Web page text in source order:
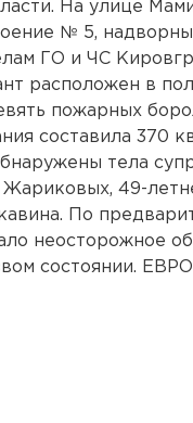
На улице
№ 5,
ГО и ЧС
расположен в
пожарных
составила 370
тела
49-
По
неосторожное
состоянии.